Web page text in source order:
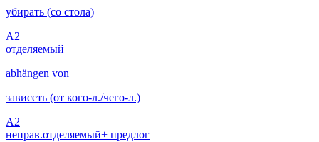
убирать (со стола)
A2
отделяемый
abhängen von
зависеть (от кого-л./чего-л.)
A2
неправ.отделяемый+ предлог